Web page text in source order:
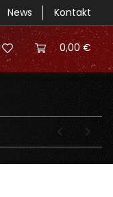
News Kontakt
0,00 €